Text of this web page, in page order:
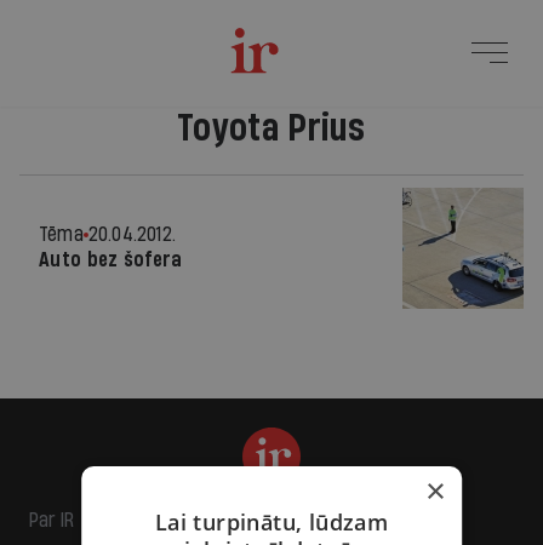
Toyota Prius
Tēma 20.04.2012.
Auto bez šofera
Par IR
×
Lai turpinātu, lūdzam